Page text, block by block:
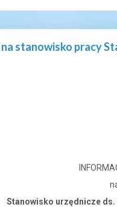
stanowisko pracy
Stanowisko urzędnicze